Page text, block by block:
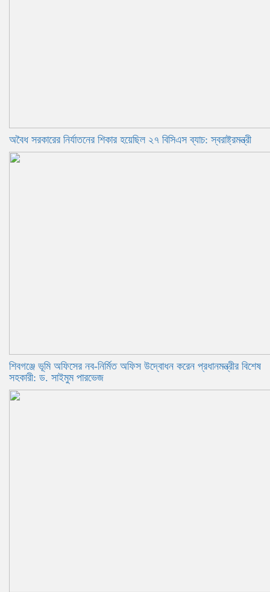
অবৈধ সরকারের নির্যাতনের শিকার হয়েছিল ২৭ বিসিএস ব্যাচ: স্বরাষ্ট্রমন্ত্রী
শিবগঞ্জে ভূমি অফিসের নব-নির্মিত অফিস উদ্বোধন করেন প্রধানমন্ত্রীর বিশেষ
সহকারী: ড. সাইমুম পারভেজ